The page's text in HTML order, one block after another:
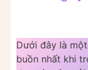
Dưới đây là
buồn nhất khi